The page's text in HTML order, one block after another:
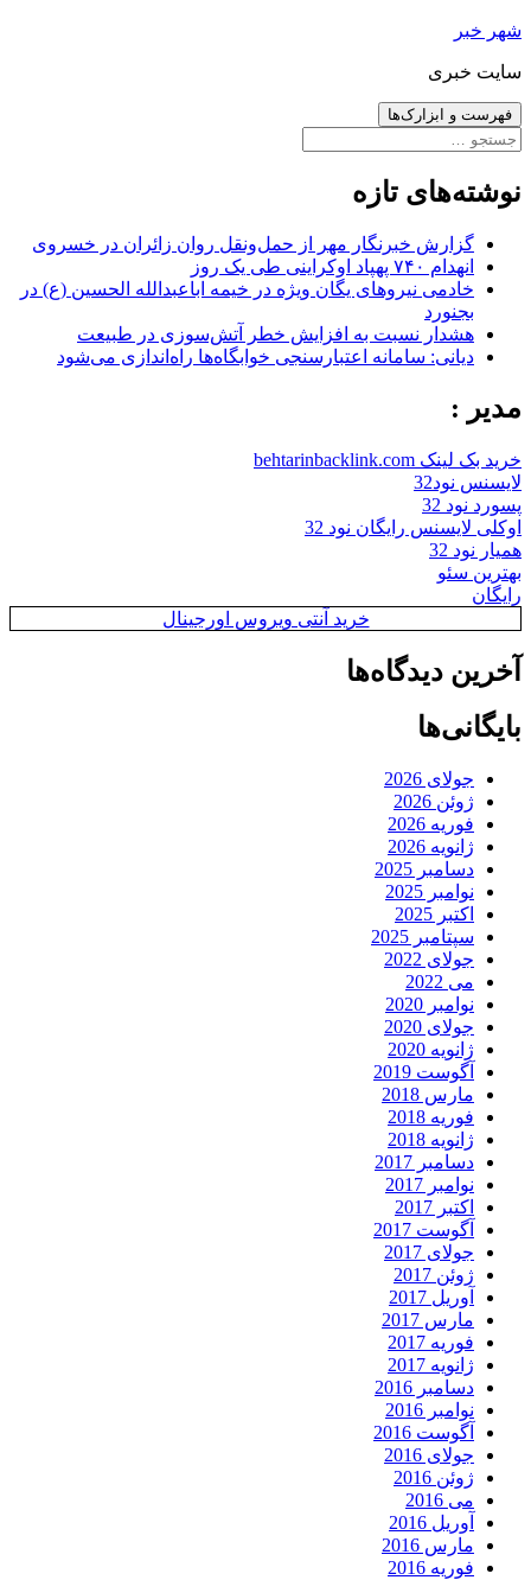
رفتن
نوشته‌ها
شهر خبر
سایت خبری
فهرست و ابزارک‌ها
جستجو
نوشته‌های تازه
گزارش خبرنگار مهر از حمل‌ونقل روان زائران در خسروی
انهدام ۷۴۰ پهپاد اوکراینی طی یک روز
خادمی نیروهای یگان ویژه در خیمه اباعبدالله الحسین (ع) در
بجنورد
هشدار نسبت به افزایش خطر آتش‌سوزی در طبیعت
دیانی: سامانه اعتبارسنجی خوابگاه‌ها راه‌اندازی می‌شود
مدیر :
خرید بک لینک behtarinbacklink.com
لایسنس نود32
پسورد نود 32
اوکلی لایسنس رایگان نود 32
همیار نود 32
بهترین سئو
رایگان
خرید آنتی ویروس اورجینال
آخرین دیدگاه‌ها
بایگانی‌ها
جولای 2026
ژوئن 2026
فوریه 2026
ژانویه 2026
دسامبر 2025
نوامبر 2025
اکتبر 2025
سپتامبر 2025
جولای 2022
می 2022
نوامبر 2020
جولای 2020
ژانویه 2020
آگوست 2019
مارس 2018
فوریه 2018
ژانویه 2018
دسامبر 2017
نوامبر 2017
اکتبر 2017
آگوست 2017
جولای 2017
ژوئن 2017
آوریل 2017
مارس 2017
فوریه 2017
ژانویه 2017
دسامبر 2016
نوامبر 2016
آگوست 2016
جولای 2016
ژوئن 2016
می 2016
آوریل 2016
مارس 2016
فوریه 2016